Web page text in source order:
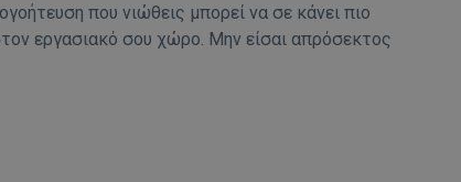
που νιώθεις μπορεί να σε κάνει πιο
εργασιακό σου χώρο. Μην είσαι απρόσεκτος
βασικές λειτουργίες του ιστότοπου, όπως τη σύνδεση χρήστη και
δεν μπορεί να χρησιμοποιηθεί σωστά χωρίς τα απολύτως απαραίτητα